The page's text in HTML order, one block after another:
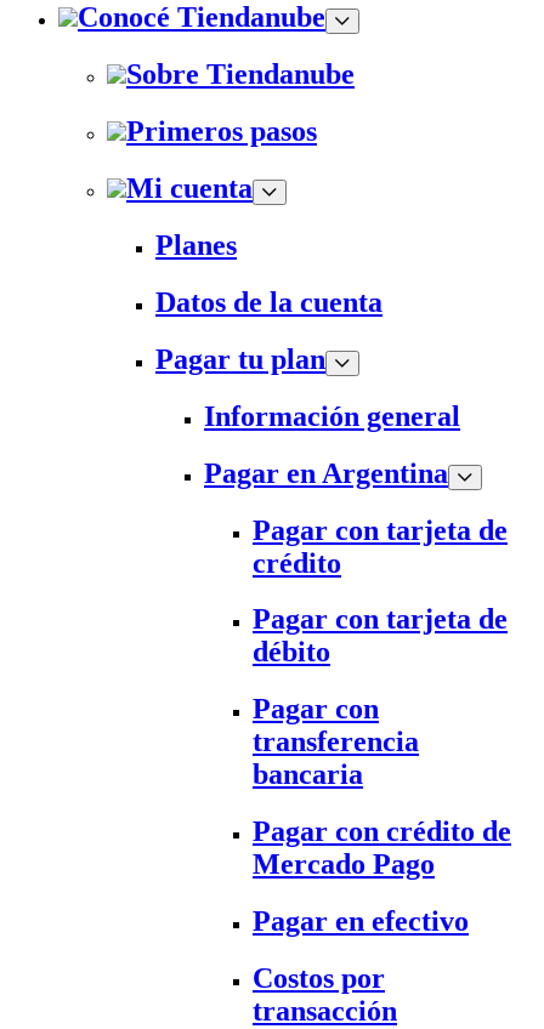
Conocé Tiendanube
Sobre Tiendanube
Primeros pasos
Mi cuenta
Planes
Datos de la cuenta
Pagar tu plan
Información general
Pagar en Argentina
Pagar con tarjeta de
crédito
Pagar con tarjeta de
débito
Pagar con
transferencia
bancaria
Pagar con crédito de
Mercado Pago
Pagar en efectivo
Costos por
transacción